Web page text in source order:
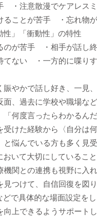
・注意散漫でケアレス
ことが苦手 ・忘れ物
」「衝動性」の特性
のが苦手 ・相手が話し
ない ・一方的に喋り
賑やかで話し好き、一見
面、過去に学校や職場な
「何度言ったらわかるん
受けた経験から〈自分は
と悩んでいる方も多く見受
いて大切にしていること
機関との連携も視野に入
見つけて、自信回復を図
どで具体的な場面設定を
上できるようサポートし